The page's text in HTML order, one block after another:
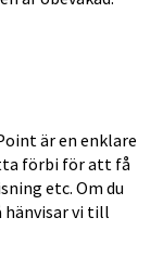
är en enklare
förbi för att få
etc. Om du
vi till